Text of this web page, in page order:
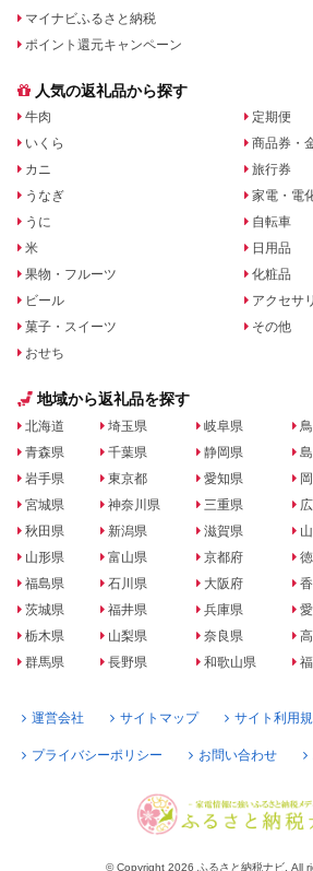
マイナビふるさと納税
ポイント還元キャンペーン
人気の返礼品から探す
牛肉
いくら
カニ
うなぎ
うに
米
果物・フルーツ
ビール
菓子・スイーツ
おせち
定期便
商品券・
旅行券
家電・電
自転車
日用品
化粧品
アクセサ
その他
地域から返礼品を探す
北海道
青森県
岩手県
宮城県
秋田県
山形県
福島県
茨城県
栃木県
群馬県
埼玉県
千葉県
東京都
神奈川県
新潟県
富山県
石川県
福井県
山梨県
長野県
岐阜県
静岡県
愛知県
三重県
滋賀県
京都府
大阪府
兵庫県
奈良県
和歌山県
運営会社 サイトマップ サイト利用
プライバシーポリシー お問い合わせ
© Copyright 2026 ふるさと納税ナビ. All